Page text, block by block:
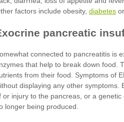
diabetes